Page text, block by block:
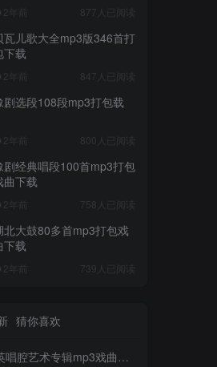
2年前 877人已阅读
瓦儿歌大全mp3版346首打
下载
2年前 847人已阅读
剧选段108段mp3打包载
2年前 800人已阅读
剧经典唱段100首mp3打包
曲下载
2年前 758人已阅读
北大鼓80多首mp3打包戏
下载
2年前 739人已阅读
猜你喜欢
腔艺术专辑mp3戏曲下载